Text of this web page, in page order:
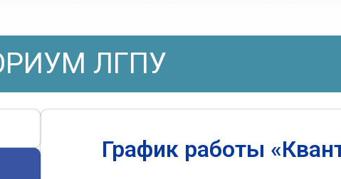
ЛГПУ
График работы